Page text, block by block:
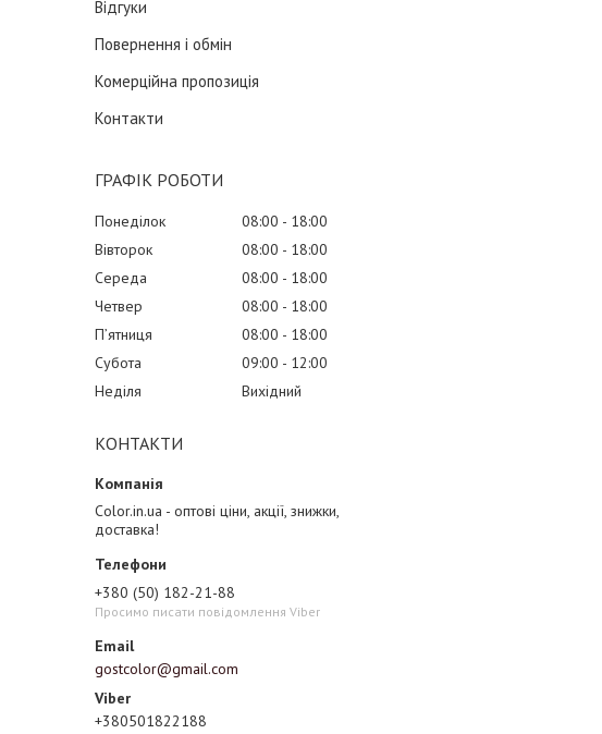
Відгуки
Повернення і обмін
Комерційна пропозиція
Контакти
ГРАФІК РОБОТИ
Понеділок 08:00
18:00
Вівторок
08:00
18:00
Середа
08:00
18:00
Четвер
08:00
18:00
Пʼятниця
08:00
18:00
Субота
09:00
12:00
Неділя
Вихідний
КОНТАКТИ
Color.in.ua - оптові ціни, акції, знижки,
доставка!
+380 (50) 182-21-88
Просимо писати повідомлення Viber
gostcolor@gmail.com
+380501822188